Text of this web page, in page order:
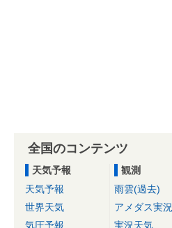
全国のコンテンツ
天気予報
天気予報
世界天気
気圧予報
観測
雨雲(過去)
アメダス実況
実況天気